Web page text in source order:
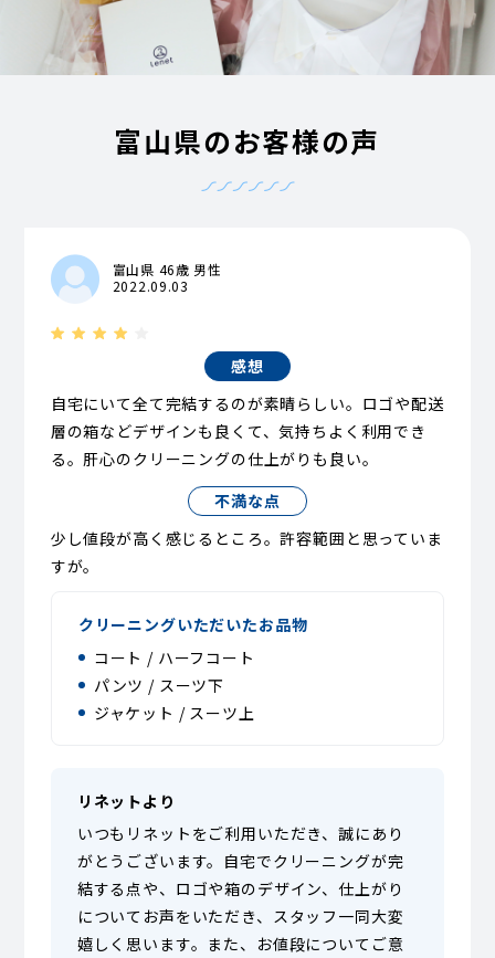
富山県のお客様の声
富山県 46歳 男性
2022.09.03
感想
自宅にいて全て完結するのが素晴らしい。ロゴや配送
層の箱などデザインも良くて、気持ちよく利用でき
る。肝心のクリーニングの仕上がりも良い。
不満な点
少し値段が高く感じるところ。許容範囲と思っていま
すが。
クリーニングいただいたお品物
コート / ハーフコート
パンツ / スーツ下
ジャケット / スーツ上
リネットより
いつもリネットをご利用いただき、誠にあり
がとうございます。自宅でクリーニングが完
結する点や、ロゴや箱のデザイン、仕上がり
についてお声をいただき、スタッフ一同大変
嬉しく思います。また、お値段についてご意